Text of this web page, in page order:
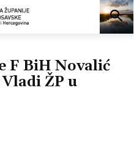
F BiH Novalić
ŽP u